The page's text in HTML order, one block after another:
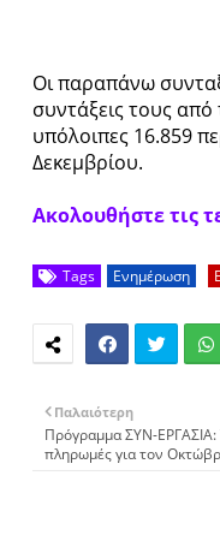
Οι παραπάνω
συντάξεις τους
υπόλοιπες 16.859
Δεκεμβρίου.
Ακολουθήστε τις
Tags Ενημέρωση
Παλαιότερη
Πρόγραμμα ΣΥΝ-
πληρωμές για τον